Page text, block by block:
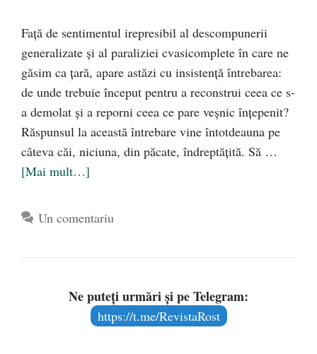
Faţă de sentimentul irepresibil al descompunerii
generalizate şi al paraliziei cvasicomplete în care ne
găsim ca ţară, apare astăzi cu insistenţă întrebarea:
de unde trebuie început pentru a reconstrui ceea ce s-
a demolat şi a reporni ceea ce pare veşnic înţepenit?
Răspunsul la această întrebare vine întotdeauna pe
câteva căi, niciuna, din păcate, îndreptăţită. Să …
[Mai mult…]
Un comentariu
Ne puteți urmări și pe Telegram:
https://t.me/RevistaRost